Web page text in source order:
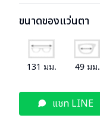
ขนาดของแว่นตา
131 มม. 49 มม.
แชท LINE